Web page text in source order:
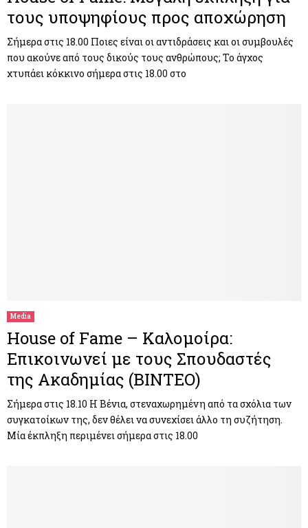
τους υποψηφίους προς αποχώρηση
Σήμερα στις 18.00 Ποιες είναι οι αντιδράσεις και οι συμβουλές
που ακούνε από τους δικούς τους ανθρώπους; Το άγχος
χτυπάει κόκκινο σήμερα στις 18.00 στο
Media
House of Fame – Καλομοίρα:
Επικοινωνεί με τους Σπουδαστές
της Ακαδημίας (ΒΙΝΤΕΟ)
Σήμερα στις 18.10 Η Βένια, στεναχωρημένη από τα σχόλια των
συγκατοίκων της, δεν θέλει να συνεχίσει άλλο τη συζήτηση.
Μία έκπληξη περιμένει σήμερα στις 18.00